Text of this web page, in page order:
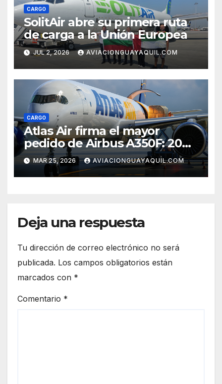
CARGO
SolitAir abre su primera ruta
de carga a la Unión Europea
JUL 2, 2026 AVIACIONGUAYAQUIL.COM
CARGO
Atlas Air firma el mayor
pedido de Airbus A350F: 20
cargueros de última
generación
MAR 25, 2026 AVIACIONGUAYAQUIL.COM
Deja una respuesta
Tu dirección de correo electrónico no será
publicada. Los campos obligatorios están
marcados con *
Comentario *